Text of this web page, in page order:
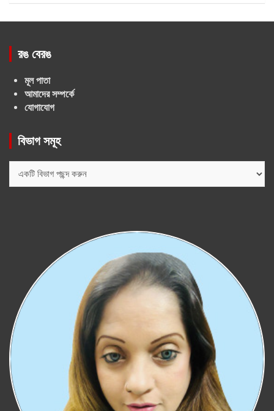
রঙ বেরঙ
মূল পাতা
আমাদের সম্পর্কে
যোগাযোগ
বিভাগ সমূহ